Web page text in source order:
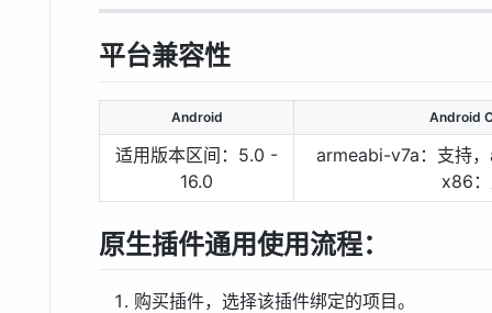
平台兼容性
Android Android
适用版本区间：5.0 -
16.0
armeabi-v7a：支持
x86
原生插件通用使用流程：
购买插件，选择该插件绑定的项目。